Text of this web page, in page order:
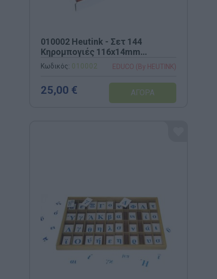
010002 Heutink - Σετ 144
Κηρομπογιές 116x14mm
(Σχολικό Πακέτο)
Κωδικός: 010002 EDUCO (By HEUTINK)
25,00 €